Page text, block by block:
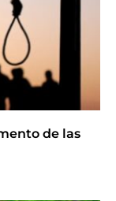
de las